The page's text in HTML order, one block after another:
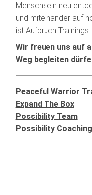
Menschsein neu
und miteinander auf
ist Aufbruch Trainings.
Wir freuen uns auf
Weg begleiten
Peaceful Warrior
Expand The Box
Possibility Team
Possibility